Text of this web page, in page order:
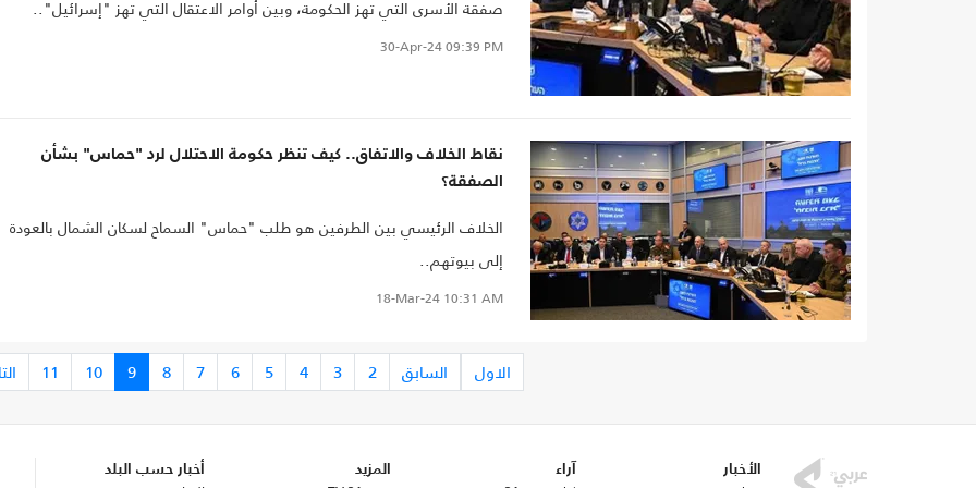
صفقة الأسرى التي تهز الحكومة، وبين أوامر الاعتقال التي تهز "إسرائيل"..
30-Apr-2409:39 PM
نقاط الخلاف والاتفاق.. كيف تنظر حكومة الاحتلال لرد "حماس" بشأن
الصفقة؟
الخلاف الرئيسي بين الطرفين هو طلب "حماس" السماح لسكان الشمال بالعودة
إلى بيوتهم..
18-Mar-24 10:31 AM
الاول السابق 2
3
4
5
6
7
8
9
10
11
الأخبار آراء المزيد أخبار حسب البلد